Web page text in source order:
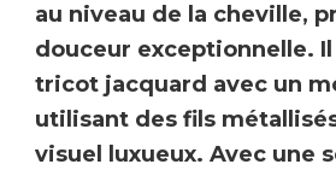
au niveau de la cheville,
douceur exceptionnelle. Il
tricot jacquard avec un
utilisant des fils
visuel luxueux. Avec une